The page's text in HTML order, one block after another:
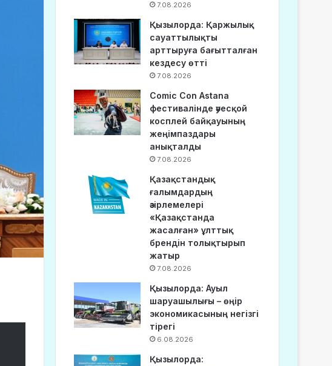
7.08.2026
Қызылорда: Қаржылық
сауаттылықты
арттыруға бағытталған
кездесу өтті
7.08.2026
Comic Con Astana
фестивалінде әуесқой
косплей байқауының
жеңімпаздары
анықталды
7.08.2026
Қазақстандық
ғалымдардың
әзірлемелері
«Қазақстанда
жасалған» ұлттық
брендін толықтырып
жатыр
7.08.2026
Қызылорда: Ауыл
шаруашылығы – өңір
экономикасының негізгі
тірегі
6.08.2026
Қызылорда: